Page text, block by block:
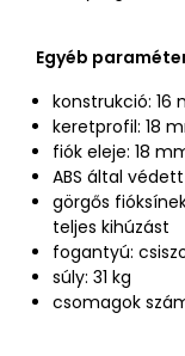
Egyéb
konstrukció: 16
keretprofil: 18
fiók eleje: 18
ABS által
görgős
teljes kihúzást
fogantyú:
súly: 31 kg
csomagok